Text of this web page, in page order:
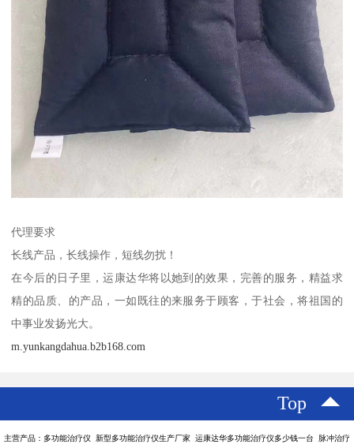
代理要求
长线产品，长线操作，短线勿扰！
在今后的日子里，运康达华将以她到的效果，完善的服务，精益求
精的品质、的产品，一如既往的来服务于顾客，于社会，将祖国的
中事业发扬光大。
m.yunkangdahua.b2b168.com
Top
主营产品：多功能治疗仪 新型多功能治疗仪生产厂家 运康达华多功能治疗仪多少钱一台 脉冲治疗